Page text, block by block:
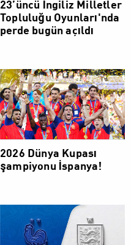
23’üncü İngiliz Milletler
Topluluğu Oyunları'nda
perde bugün açıldı
2026 Dünya Kupası
şampiyonu İspanya!